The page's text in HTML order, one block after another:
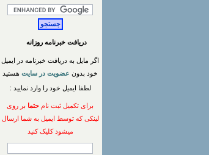
دریافت خبرنامه روزانه
اگر مایل به دریافت خبرنامه در ایمیل
خود بدون عضویت در سایت هستید
لطفا ایمیل خود را وارد نمایید :
برای تکمیل ثبت نام حتما بر روی
لینکی که توسط ایمیل به شما ارسال
میشود کلیک کنید